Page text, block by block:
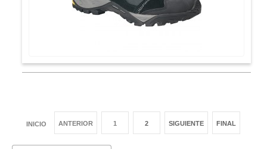
INICIO ANTERIOR 1 2 SIGUIENTE FINAL